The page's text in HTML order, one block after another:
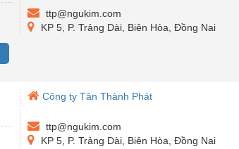
ttp@ngukim.com
KP 5, P. Trảng Dài, Biên Hòa, Đồng Nai
Công ty Tân Thành Phát
ttp@ngukim.com
KP 5, P. Trảng Dài, Biên Hòa, Đồng Nai